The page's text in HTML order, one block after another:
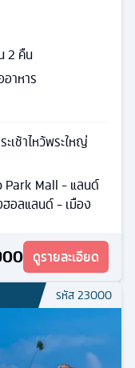
2 คืน
าหาร
เช้าไหว้พระใหญ่
Park Mall - แลนด์
ฮอลแลนด์ - เมือง
ดูรายละเอียด
รหัส23000